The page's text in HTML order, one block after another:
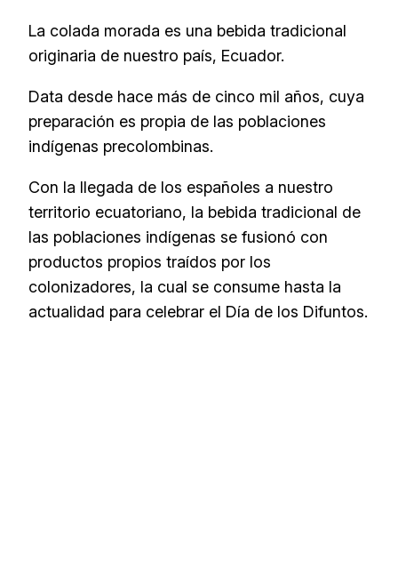
La colada morada es una bebida tradicional
originaria de nuestro país, Ecuador.
Data desde hace más de cinco mil años, cuya
preparación es propia de las poblaciones
indígenas precolombinas.
Con la llegada de los españoles a nuestro
territorio ecuatoriano, la bebida tradicional de
las poblaciones indígenas se fusionó con
productos propios traídos por los
colonizadores, la cual se consume hasta la
actualidad para celebrar el Día de los Difuntos.